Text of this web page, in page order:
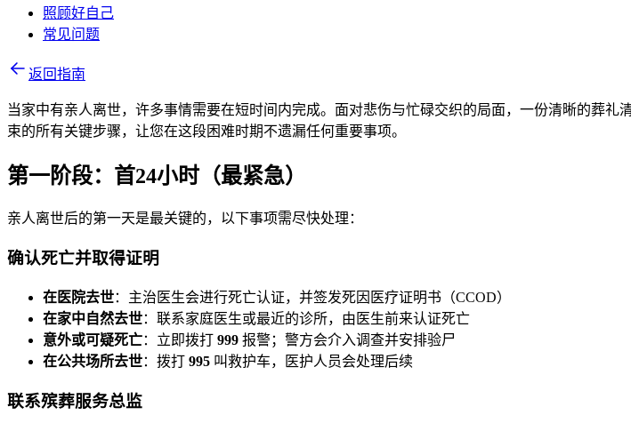
照顾好自己
常见问题
返回指南
当家中有亲人离世，许多事情需要在短时间内完成。面对悲伤与忙碌交织的局面，一份清晰的葬
束的所有关键步骤，让您在这段困难时期不遗漏任何重要事项。
第一阶段：首24小时（最紧急）
亲人离世后的第一天是最关键的，以下事项需尽快处理：
确认死亡并取得证明
在医院去世：主治医生会进行死亡认证，并签发死因医疗证明书（CCOD）
在家中自然去世：联系家庭医生或最近的诊所，由医生前来认证死亡
意外或可疑死亡：立即拨打 999 报警；警方会介入调查并安排验尸
在公共场所去世：拨打 995 叫救护车，医护人员会处理后续
联系殡葬服务总监